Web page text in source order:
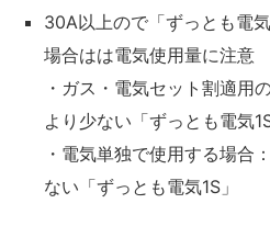
30A以上ので「ずっとも電
場合はは電気使用量に注意
・ガス・電気セット割適用
より少ない「ずっとも電気
・電気単独で使用する場合
ない「ずっとも電気1S 」